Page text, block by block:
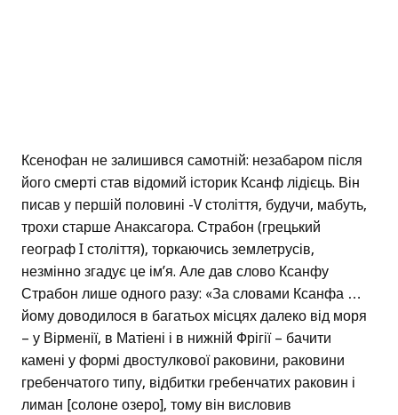
Ксенофан не залишився самотній: незабаром після
його смерті став відомий історик Ксанф лідієць. Він
писав у першій половині -V століття, будучи, мабуть,
трохи старше Анаксагора. Страбон (грецький
географ I століття), торкаючись землетрусів,
незмінно згадує це ім’я. Але дав слово Ксанфу
Страбон лише одного разу: «За словами Ксанфа …
йому доводилося в багатьох місцях далеко від моря
– у Вірменії, в Матіені і в нижній Фрігії – бачити
камені у формі двостулкової раковини, раковини
гребенчатого типу, відбитки гребенчатих раковин і
лиман [солоне озеро], тому він висловив